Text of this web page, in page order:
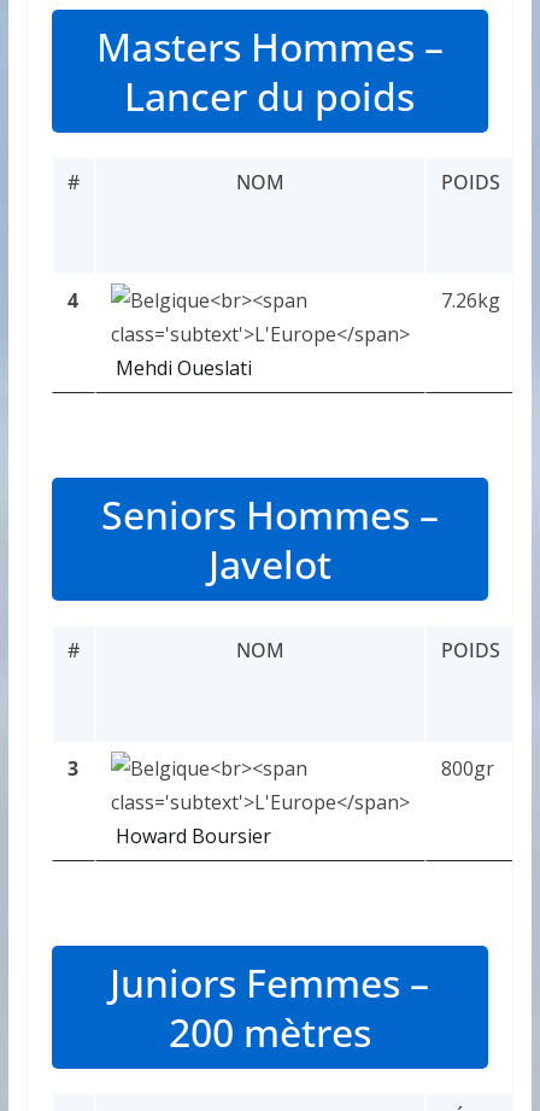
Masters Hommes –
Lancer du poids
# NOM POIDS
4
Mehdi Oueslati
7.26kg
Seniors Hommes –
Javelot
# NOM POIDS
3
Howard Boursier
800gr
Juniors Femmes –
200 mètres